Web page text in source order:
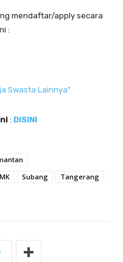
mendaftar/apply secara
:
Swasta Lainnya”
: DISINI
Subang
Tangerang